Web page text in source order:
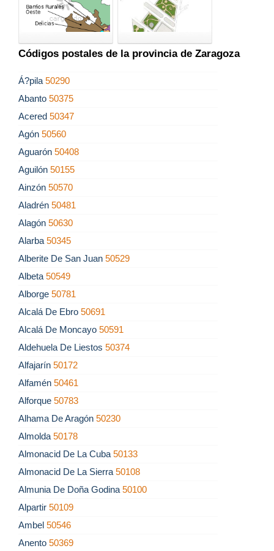
Códigos postales de la provincia de Zaragoza
Á?pila 50290
Abanto 50375
Acered 50347
Agón 50560
Aguarón 50408
Aguilón 50155
Ainzón 50570
Aladrén 50481
Alagón 50630
Alarba 50345
Alberite De San Juan 50529
Albeta 50549
Alborge 50781
Alcalá De Ebro 50691
Alcalá De Moncayo 50591
Aldehuela De Liestos 50374
Alfajarín 50172
Alfamén 50461
Alforque 50783
Alhama De Aragón 50230
Almolda 50178
Almonacid De La Cuba 50133
Almonacid De La Sierra 50108
Almunia De Doña Godina 50100
Alpartir 50109
Ambel 50546
Anento 50369